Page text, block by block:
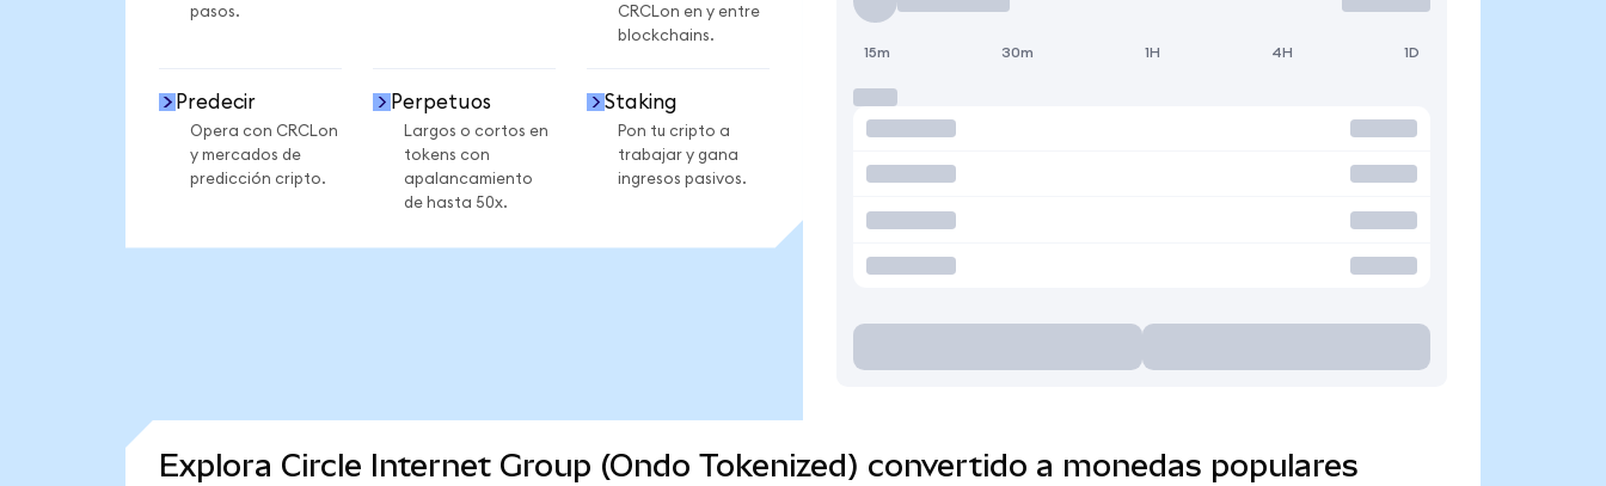
pasos.
CRCLon en y entre
blockchains.
Predecir
Opera con CRCLon
y mercados de
predicción cripto.
Perpetuos
Largos o cortos en
tokens con
apalancamiento
de hasta 50x.
Staking
Pon tu cripto a
trabajar y gana
ingresos pasivos.
15m 30m 1H 4H 1D
Explora Circle Internet Group (Ondo Tokenized) convertido a monedas populares